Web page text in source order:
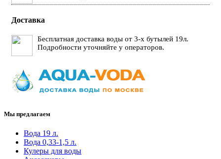
Доставка
Бесплатная доставка воды от 3-х бутылей 19л.
Подробности уточняйте у операторов.
Мы предлагаем
Вода 19 л.
Вода 0,33-1,5 л.
Кулеры для воды